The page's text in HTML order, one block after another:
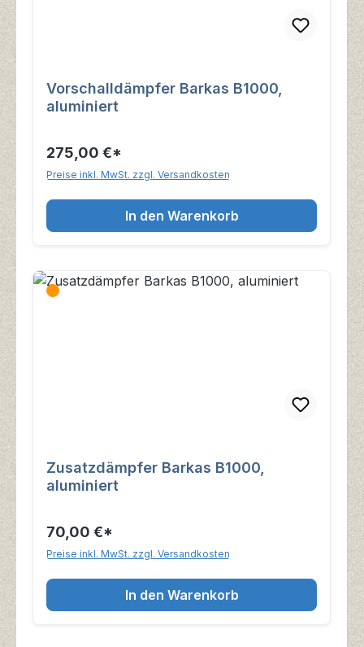
Vorschalldämpfer Barkas B1000,
aluminiert
275,00 €*
Preise inkl. MwSt. zzgl. Versandkosten
In den Warenkorb
Zusatzdämpfer Barkas B1000,
aluminiert
70,00 €*
Preise inkl. MwSt. zzgl. Versandkosten
In den Warenkorb